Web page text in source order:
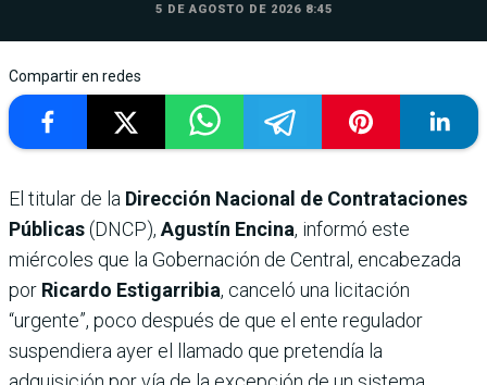
5 DE AGOSTO DE 2026 8:45
Compartir en redes
El titular de la Dirección Nacional de Contrataciones
Públicas(DNCP), Agustín Encina, informó este
miércoles que la Gobernación de Central, encabezada
por Ricardo Estigarribia, canceló una licitación
“urgente”, poco después de que el ente regulador
suspendiera ayer el llamado que pretendía la